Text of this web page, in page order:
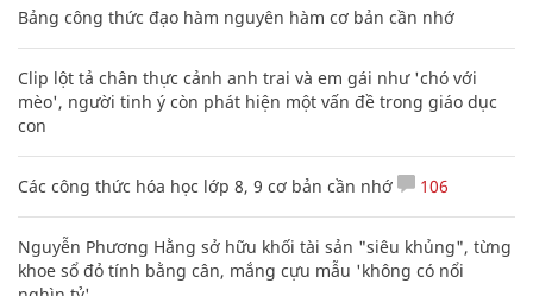
Bảng công thức đạo hàm nguyên hàm cơ bản cần nhớ
Clip lột tả chân thực cảnh anh trai và em gái như 'chó với
mèo', người tinh ý còn phát hiện một vấn đề trong giáo dục
con
Các công thức hóa học lớp 8, 9 cơ bản cần nhớ 106
Nguyễn Phương Hằng sở hữu khối tài sản "siêu khủng", từng
khoe sổ đỏ tính bằng cân, mắng cựu mẫu 'không có nổi